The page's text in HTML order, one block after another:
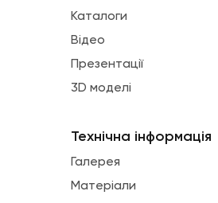
Каталоги
Відео
Презентації
3D моделі
Технічна інформація
Галерея
Матеріали